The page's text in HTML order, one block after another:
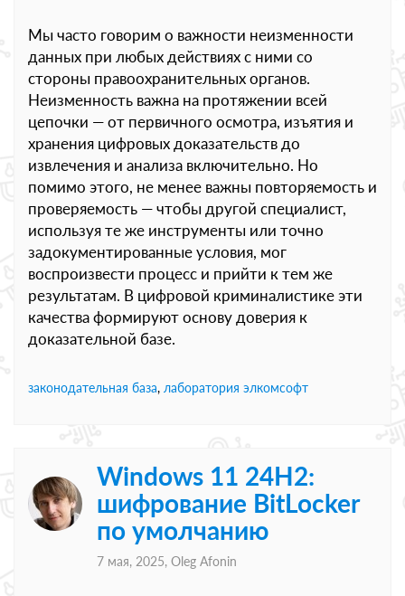
Мы часто говорим о важности неизменности
данных при любых действиях с ними со
стороны правоохранительных органов.
Неизменность важна на протяжении всей
цепочки — от первичного осмотра, изъятия и
хранения цифровых доказательств до
извлечения и анализа включительно. Но
помимо этого, не менее важны повторяемость и
проверяемость — чтобы другой специалист,
используя те же инструменты или точно
задокументированные условия, мог
воспроизвести процесс и прийти к тем же
результатам. В цифровой криминалистике эти
качества формируют основу доверия к
доказательной базе.
законодательная база, лаборатория элкомсофт
Windows 11 24H2:
шифрование BitLocker
по умолчанию
7 мая, 2025, Oleg Afonin